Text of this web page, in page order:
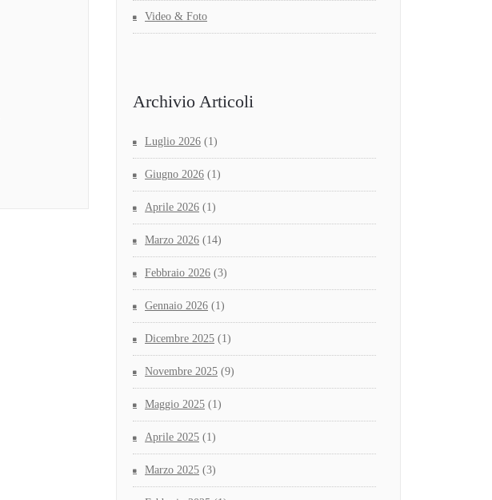
Video & Foto
Archivio Articoli
Luglio 2026 (1)
Giugno 2026 (1)
Aprile 2026 (1)
Marzo 2026 (14)
Febbraio 2026 (3)
Gennaio 2026 (1)
Dicembre 2025 (1)
Novembre 2025 (9)
Maggio 2025 (1)
Aprile 2025 (1)
Marzo 2025 (3)